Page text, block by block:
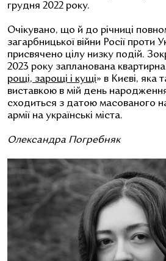
грудня 2022 року.
Очікувано, що й до річниці
загарбницької війни Росії проти
присвячено цілу низку подій.
2023 року запланована квартирна
рощі, зарощі і кущі» в Києві, яка
виставкою в мій день
сходиться з датою масованого
армії на українські міста.
Олександра Погребняк